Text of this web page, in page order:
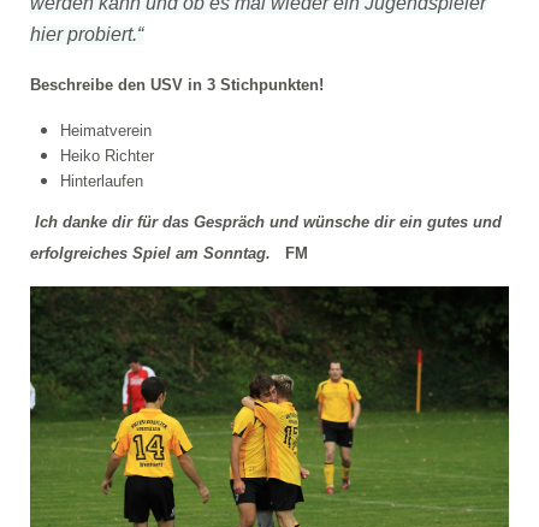
hier probiert.“
Beschreibe den USV in 3 Stichpunkten!
Heimatverein
Heiko Richter
Hinterlaufen
Ich danke dir für das Gespräch und wünsche dir ein gutes und
erfolgreiches Spiel am Sonntag.
FM